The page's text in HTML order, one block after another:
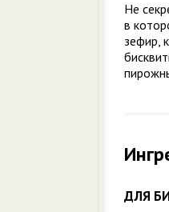
Не
в
зефир,
ДЛЯ